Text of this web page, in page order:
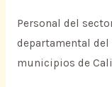
Personal del
departamental del
municipios de